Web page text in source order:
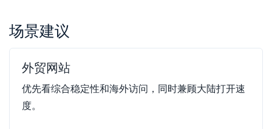
场景建议
外贸网站
优先看综合稳定性和海外访问，同时兼顾大陆打开速
度。